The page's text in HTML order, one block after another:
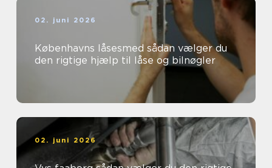
02. juni 2026
Københavns låsesmed sådan vælger du
den rigtige hjælp til låse og bilnøgler
02. juni 2026